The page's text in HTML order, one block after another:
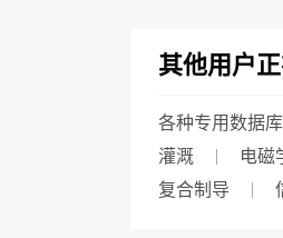
其他用户
各种专用数据库
灌溉
电磁
复合制导